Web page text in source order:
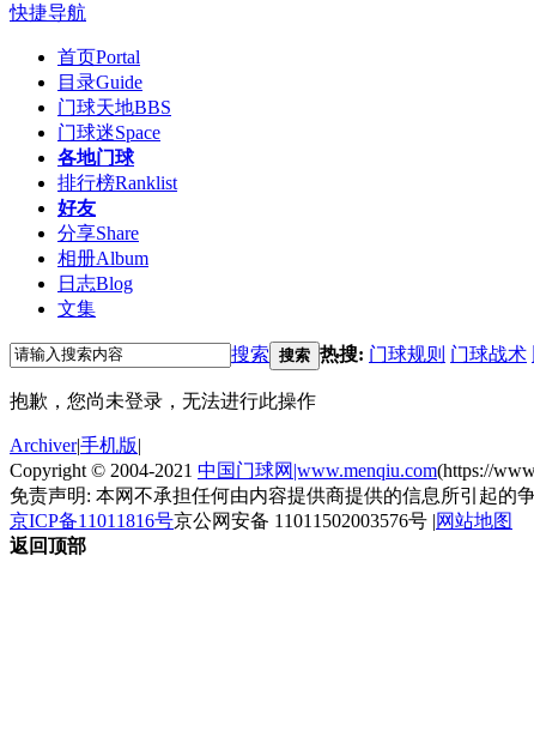
快捷导航
首页Portal
目录Guide
门球天地BBS
门球迷Space
各地门球
排行榜Ranklist
好友
分享Share
相册Album
日志Blog
文集
搜索 搜索 热搜: 门球规则 门球战术
抱歉，您尚未登录，无法进行此操作
Archiver|手机版|
Copyright © 2004-2021 中国门球网|www.menqiu.com(https://
免责声明: 本网不承担任何由内容提供商提供的信息所引起的
京ICP备11011816号京公网安备 11011502003576号 |网站地图
返回顶部